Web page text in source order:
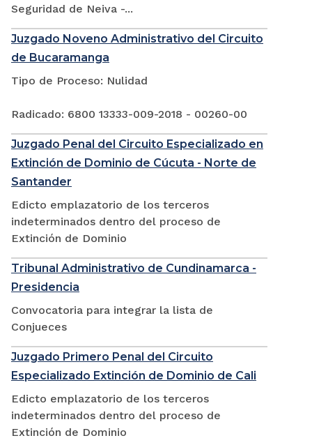
Seguridad de Neiva -...
Juzgado Noveno Administrativo del Circuito
de Bucaramanga
Tipo de Proceso: Nulidad
Radicado: 6800 13333-009-2018 - 00260-00
Juzgado Penal del Circuito Especializado en
Extinción de Dominio de Cúcuta - Norte de
Santander
Edicto emplazatorio de los terceros
indeterminados dentro del proceso de
Extinción de Dominio
Tribunal Administrativo de Cundinamarca -
Presidencia
Convocatoria para integrar la lista de
Conjueces
Juzgado Primero Penal del Circuito
Especializado Extinción de Dominio de Cali
Edicto emplazatorio de los terceros
indeterminados dentro del proceso de
Extinción de Dominio